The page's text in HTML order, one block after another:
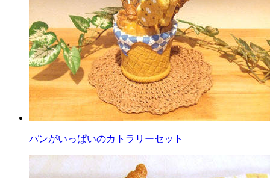
パンがいっぱいのカトラリーセット